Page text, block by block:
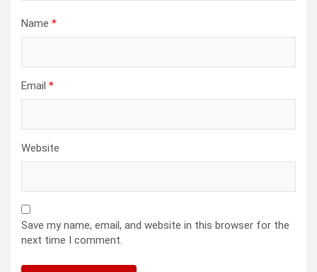
Name *
Email *
Website
Save my name, email, and website in this browser for the
next time I comment.